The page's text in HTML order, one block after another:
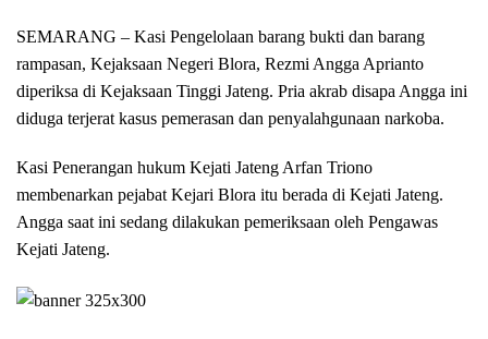
SEMARANG – Kasi Pengelolaan barang bukti dan barang
rampasan, Kejaksaan Negeri Blora, Rezmi Angga Aprianto
diperiksa di Kejaksaan Tinggi Jateng. Pria akrab disapa Angga ini
diduga terjerat kasus pemerasan dan penyalahgunaan narkoba.
Kasi Penerangan hukum Kejati Jateng Arfan Triono
membenarkan pejabat Kejari Blora itu berada di Kejati Jateng.
Angga saat ini sedang dilakukan pemeriksaan oleh Pengawas
Kejati Jateng.